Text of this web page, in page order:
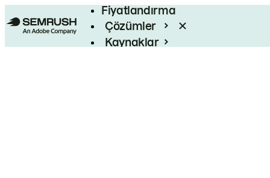
Fiyatlandırma
Çözümler
Kaynaklar